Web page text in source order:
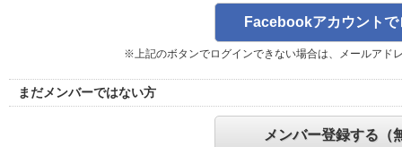
Facebookアカウントで
※上記のボタンでログインできない場合は、メールアド
まだメンバーではない方
メンバー登録する（